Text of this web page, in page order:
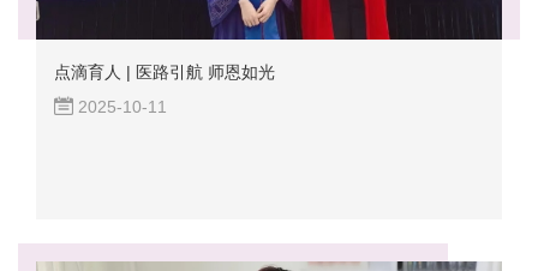
点滴育人 | 医路引航 师恩如光
2025-10-11